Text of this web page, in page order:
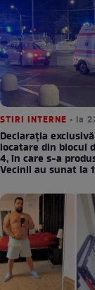
STIRI INTERNE • la
Declarația
locatare din blocul
4, în care s-a
Vecinii au sunat la